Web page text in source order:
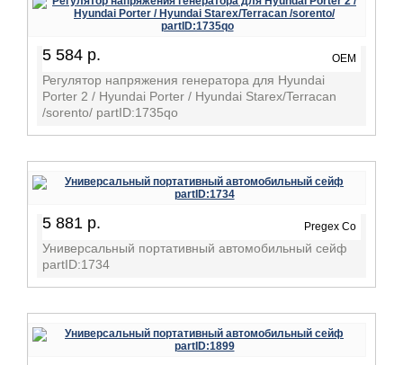
5 584 р. OEM
Регулятор напряжения генератора для Hyundai
Porter 2 / Hyundai Porter / Hyundai Starex/Terracan
/sorento/ partID:1735qo
5 881 р. Pregex Co
Универсальный портативный автомобильный сейф
partID:1734